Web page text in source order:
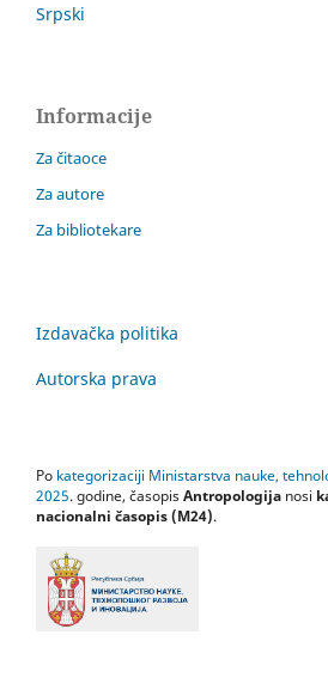
Srpski
Informacije
Za čitaoce
Za autore
Za bibliotekare
Izdavačka politika
Autorska prava
Po kategorizaciji Ministarstva nauke,
2025. godine, časopisAntropologija nosi
nacionalni časopis (M24).